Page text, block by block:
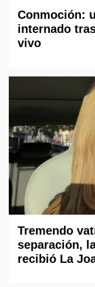
Conmoción:
internado
vivo
Tremendo
separación,
recibió La